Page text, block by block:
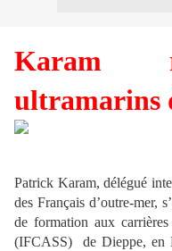
Karam
ultramarins
Patrick Karam, délégué
des Français d’outre-mer,
de formation aux carrières
(IFCASS) de Dieppe, en